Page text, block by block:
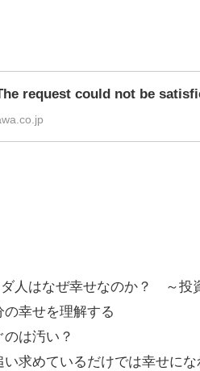
request could not be
人はなぜ幸せなのか？ ～投
の幸せを理解する
は汚い？
い求めているだけでは幸せにな